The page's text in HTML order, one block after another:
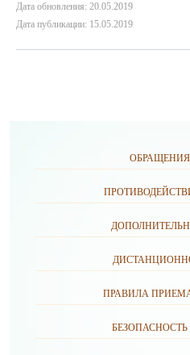
Дата обновления: 20.05.2019
Дата публикации: 15.05.2019
ПРАВИЛА